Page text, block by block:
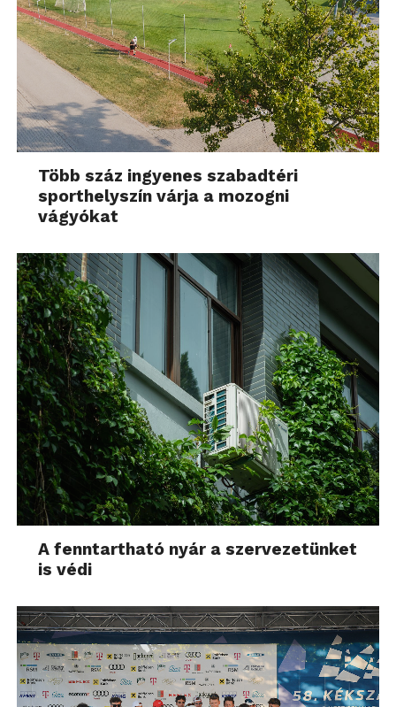
Több száz ingyenes szabadtéri
sporthelyszín várja a mozogni
vágyókat
A fenntartható nyár a szervezetünket
is védi